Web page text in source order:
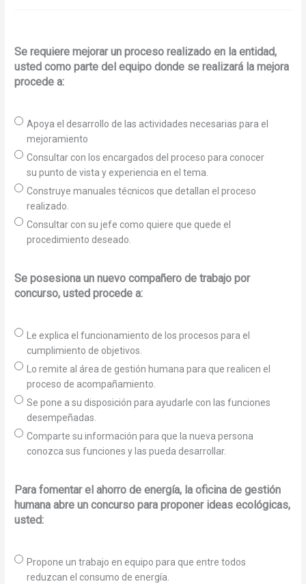
Se requiere mejorar un proceso realizado en la entidad,
usted como parte del equipo donde se realizará la mejora
procede a:
Apoya el desarrollo de las actividades necesarias para el
mejoramiento
Consultar con los encargados del proceso para conocer
su punto de vista y experiencia en el tema.
Construye manuales técnicos que detallan el proceso
realizado.
Consultar con su jefe como quiere que quede el
procedimiento deseado.
Se posesiona un nuevo compañero de trabajo por
concurso, usted procede a:
Le explica el funcionamiento de los procesos para el
cumplimiento de objetivos.
Lo remite al área de gestión humana para que realicen el
proceso de acompañamiento.
Se pone a su disposición para ayudarle con las funciones
desempeñadas.
Comparte su información para que la nueva persona
conozca sus funciones y las pueda desarrollar.
Para fomentar el ahorro de energía, la oficina de gestión
humana abre un concurso para proponer ideas ecológicas,
usted:
Propone un trabajo en equipo para que entre todos
reduzcan el consumo de energía.